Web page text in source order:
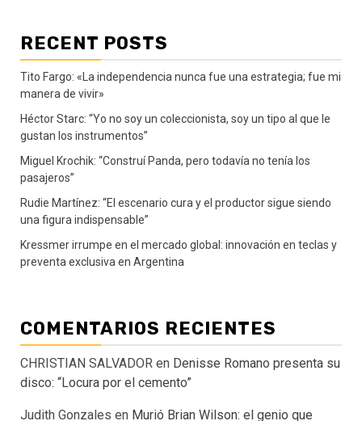
RECENT POSTS
Tito Fargo: «La independencia nunca fue una estrategia; fue mi
manera de vivir»
Héctor Starc: “Yo no soy un coleccionista, soy un tipo al que le
gustan los instrumentos”
Miguel Krochik: “Construí Panda, pero todavía no tenía los
pasajeros”
Rudie Martínez: “El escenario cura y el productor sigue siendo
una figura indispensable”
Kressmer irrumpe en el mercado global: innovación en teclas y
preventa exclusiva en Argentina
COMENTARIOS RECIENTES
CHRISTIAN SALVADOR en Denisse Romano presenta su
disco: “Locura por el cemento”
Judith Gonzales en Murió Brian Wilson: el genio que